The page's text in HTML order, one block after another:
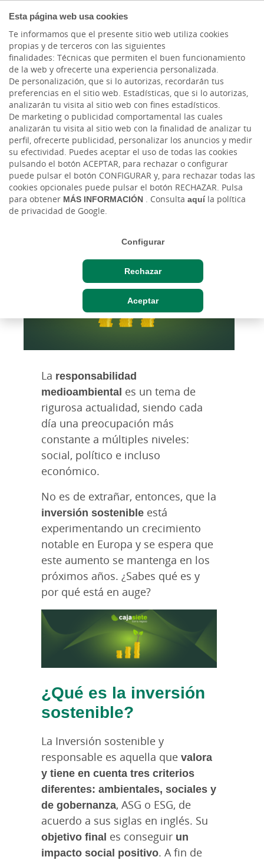
Esta página web usa cookies
Te informamos que el presente sitio web utiliza cookies
propias y de terceros con las siguientes
finalidades: Técnicas que permiten el buen funcionamiento
de la web y ofrecerte una experiencia personalizada.
De personalización, que si lo autorizas, recordarán tus
preferencias en el sitio web. Estadísticas, que si lo autorizas,
analizarán tu visita al sitio web con fines estadísticos.
De marketing o publicidad comportamental las cuales
analizarán tu visita al sitio web con la finalidad de analizar tu
perfil, ofrecerte publicidad, personalizar los anuncios y medir
su efectividad. Puedes aceptar el uso de todas las cookies
pulsando el botón ACEPTAR, para rechazar o configurar
puede pulsar el botón CONFIGURAR y, para rechazar todas las
cookies opcionales puede pulsar el botón RECHAZAR. Pulsa
para obtener MÁS INFORMACIÓN . Consulta aquíla política
de privacidad de Google.
Configurar
Rechazar
Aceptar
Actualidad
La inversión sostenible
en 2023: en alza en
Europa
Mar, 12/09/2023 - 12:00
La responsabilidad
medioambiental es un tema de
rigurosa actualidad, siendo cada
día una preocupación más
constante a múltiples niveles:
social, político e incluso
económico.
No es de extrañar, entonces, que la
inversión sostenible está
experimentando un crecimiento
notable en Europa y se espera que
este aumento se mantenga en los
próximos años. ¿Sabes qué es y
por qué está en auge?
¿Qué es la inversión
sostenible?
La Inversión sostenible y
responsable es aquella que valora
y tiene en cuenta tres criterios
diferentes: ambientales, sociales y
de gobernanza, ASG o ESG, de
acuerdo a sus siglas en inglés. Su
objetivo final es conseguir un
impacto social positivo. A fin de